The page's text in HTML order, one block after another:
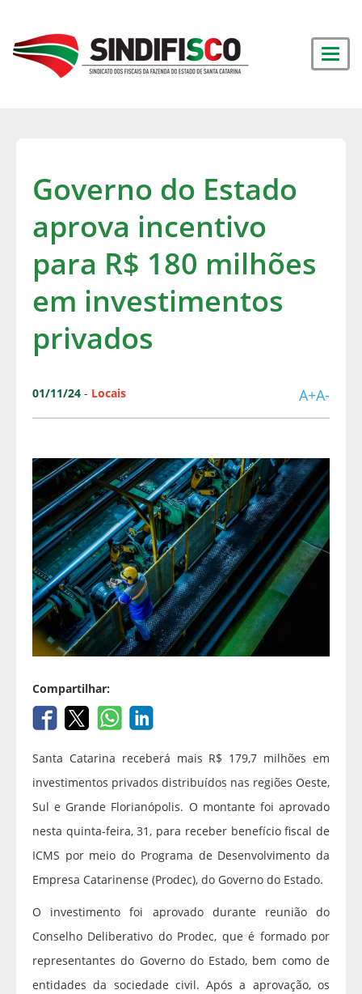
Governo do Estado
aprova incentivo
para R$ 180 milhões
em investimentos
privados
01/11/24 - Locais A+A-
Compartilhar:
Santa Catarina receberá mais R$ 179,7 milhões em
investimentos privados distribuídos nas regiões Oeste,
Sul e Grande Florianópolis. O montante foi aprovado
nesta quinta-feira, 31, para receber benefício fiscal de
ICMS por meio do Programa de Desenvolvimento da
Empresa Catarinense (Prodec), do Governo do Estado.
O investimento foi aprovado durante reunião do
Conselho Deliberativo do Prodec, que é formado por
representantes do Governo do Estado, bem como de
entidades da sociedade civil. Após a aprovação, os